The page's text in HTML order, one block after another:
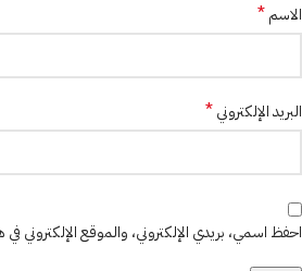
الاسم*
البريد الإلكتروني*
احفظ اسمي، بريدي الإلكتروني، والموقع الإلكتروني